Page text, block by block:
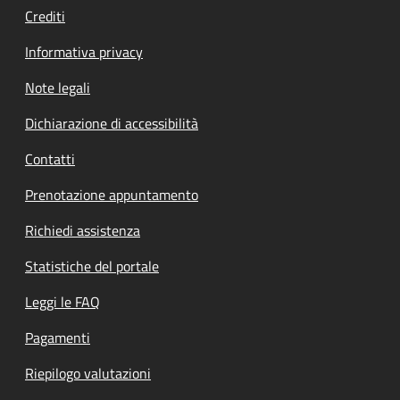
Crediti
Informativa privacy
Note legali
Dichiarazione di accessibilità
Contatti
Prenotazione appuntamento
Richiedi assistenza
Statistiche del portale
Leggi le FAQ
Pagamenti
Riepilogo valutazioni